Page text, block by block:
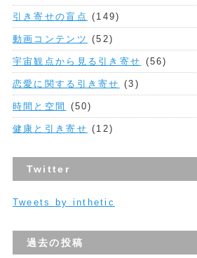
引き寄せの盲点 (149)
動画コンテンツ (52)
宇宙観点から見る引き寄せ (56)
恋愛に関する引き寄せ (3)
時間と空間 (50)
健康と引き寄せ (12)
Twitter
Tweets by inthetic
過去の投稿